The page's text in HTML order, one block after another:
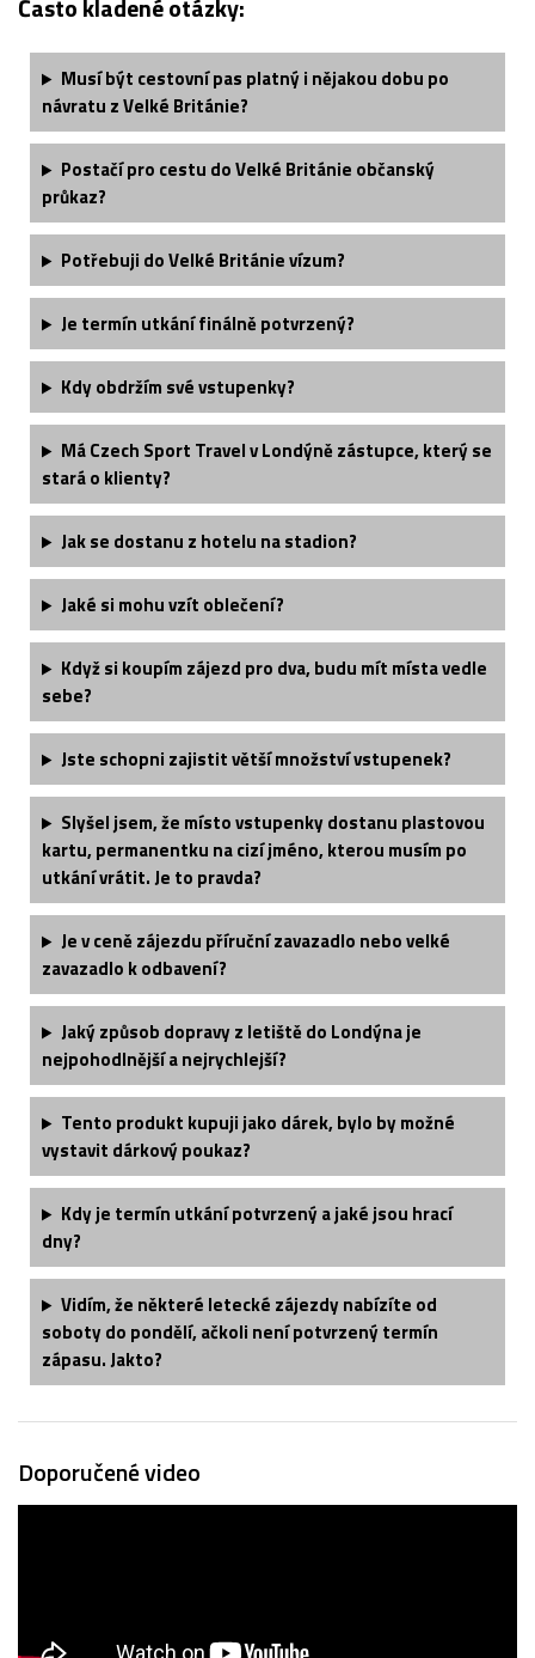
Často kladené otázky:
Musí být cestovní pas platný i nějakou dobu po
návratu z Velké Británie?
Postačí pro cestu do Velké Británie občanský
průkaz?
Potřebuji do Velké Británie vízum?
Je termín utkání finálně potvrzený?
Kdy obdržím své vstupenky?
Má Czech Sport Travel v Londýně zástupce, který se
stará o klienty?
Jak se dostanu z hotelu na stadion?
Jaké si mohu vzít oblečení?
Když si koupím zájezd pro dva, budu mít místa vedle
sebe?
Jste schopni zajistit větší množství vstupenek?
Slyšel jsem, že místo vstupenky dostanu plastovou
kartu, permanentku na cizí jméno, kterou musím po
utkání vrátit. Je to pravda?
Je v ceně zájezdu příruční zavazadlo nebo velké
zavazadlo k odbavení?
Jaký způsob dopravy z letiště do Londýna je
nejpohodlnější a nejrychlejší?
Tento produkt kupuji jako dárek, bylo by možné
vystavit dárkový poukaz?
Kdy je termín utkání potvrzený a jaké jsou hrací
dny?
Vidím, že některé letecké zájezdy nabízíte od
soboty do pondělí, ačkoli není potvrzený termín
zápasu. Jakto?
Doporučené video